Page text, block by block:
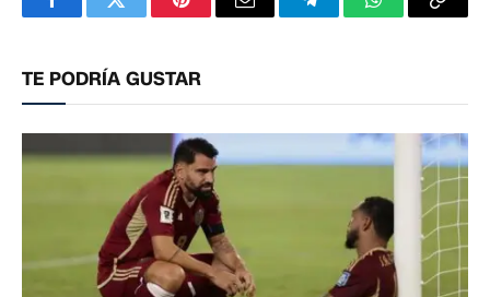
FacebookTwitterPinterestCorreoTelegramWhatsApp
TE PODRÍA GUSTAR